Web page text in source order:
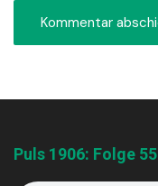
Puls 1906: Folge 55